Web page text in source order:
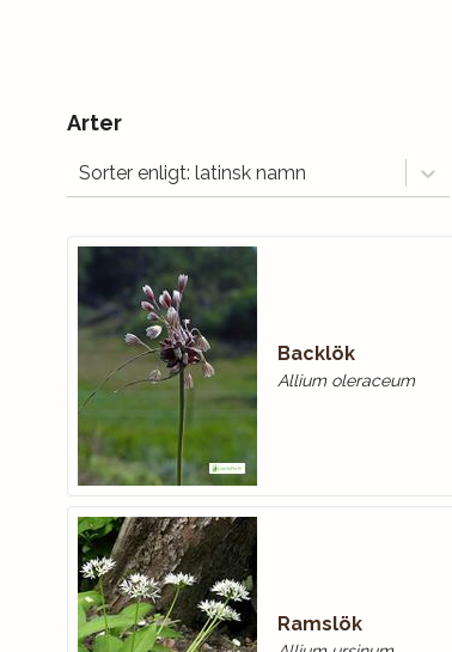
Arter
Sorter enligt: latinsk namn
Backlök
Allium oleraceum
Ramslök